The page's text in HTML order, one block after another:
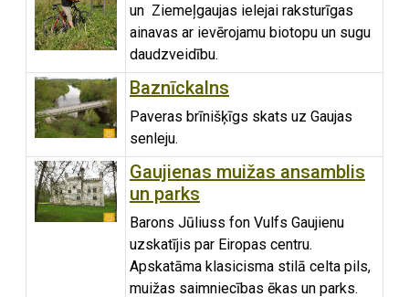
un Ziemeļgaujas ielejai raksturīgas
ainavas ar ievērojamu biotopu un sugu
daudzveidību.
Baznīckalns
Paveras brīnišķīgs skats uz Gaujas
senleju.
Gaujienas muižas ansamblis
un parks
Barons Jūliuss fon Vulfs Gaujienu
uzskatījis par Eiropas centru.
Apskatāma klasicisma stilā celta pils,
muižas saimniecības ēkas un parks.